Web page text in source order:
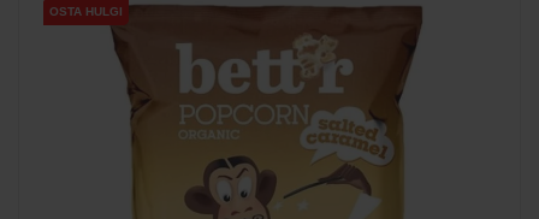
OSTA HULGI
OSTA HULGI